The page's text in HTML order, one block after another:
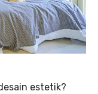
estetik?